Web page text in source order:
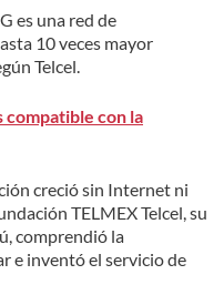
es una red de
10 veces mayor
Telcel.
compatible con la
creció sin Internet ni
TELMEX Telcel, su
comprendió la
e inventó el servicio de